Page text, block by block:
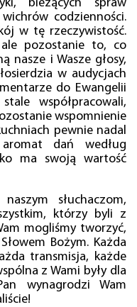
bieżących spraw
codzienności.
w tę rzeczywistość.
ale pozostanie to, co
nasze i Wasze głosy,
w audycjach
do Ewangelii
współpracowali,
wspomnienie
pewnie nadal
dań według
ma swoją wartość
słuchaczom,
którzy byli z
mogliśmy tworzyć,
Bożym. Każda
transmisja, każde
z Wami były dla
wynagrodzi Wam